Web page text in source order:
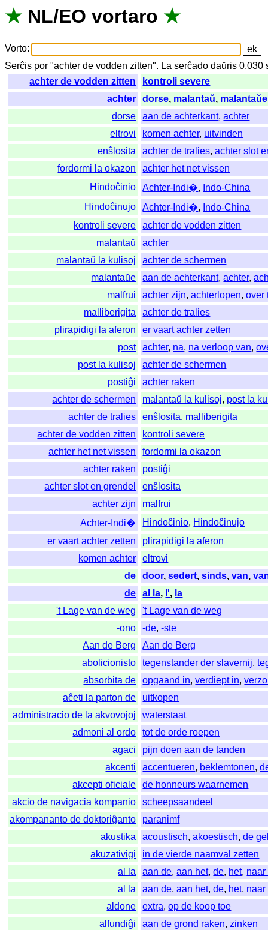
★ NL/EO vortaro ★
Vorto:
Serĉis por "achter de vodden zitten". La serĉado daŭris 0,030
achter de vodden zitten
kontroli severe
achter
dorse, malantaŭ, malantaŭe
dorse
aan de achterkant,achter
eltrovi
komen achter, uitvinden
enŝlosita
achter de tralies,achter slot
fordormi la okazon
achter het net vissen
Hindoĉinio
Achter-Indi�, Indo-China
Hindoĉinujo
Achter-Indi�, Indo-China
kontroli severe
achter de vodden zitten
malantaŭ
achter
malantaŭ la kulisoj
achter de schermen
malantaŭe
aan de achterkant,achter,
malfrui
achter zijn,achterlopen,over
malliberigita
achter de tralies
plirapidigi la aferon
er vaart achter zetten
post
achter, na, na verloop van,
post la kulisoj
achter de schermen
postiĝi
achter raken
achter de schermen
malantaŭ la kulisoj, post la
achter de tralies
enŝlosita, malliberigita
achter de vodden zitten
kontroli severe
achter het net vissen
fordormi la okazon
achter raken
postiĝi
achter slot en grendel
enŝlosita
achter zijn
malfrui
Achter-Indi�
Hindoĉinio, Hindoĉinujo
er vaart achter zetten
plirapidigi la aferon
komen achter
eltrovi
de
door,sedert,sinds,van,
de
al la, l', la
't Lage van de weg
't Lage van de weg
-ono
-de,-ste
Aan de Berg
Aan de Berg
abolicionisto
tegenstander der slavernij,
absorbita de
opgaand in,verdiept in,
aĉeti la parton de
uitkopen
administracio de la akvovojoj
waterstaat
admoni al ordo
tot de orde roepen
agaci
pijn doen aan de tanden
akcenti
accentueren, beklemtonen,
akcepti oficiale
de honneurs waarnemen
akcio de navigacia kompanio
scheepsaandeel
akompananto de doktoriĝanto
paranimf
akustika
acoustisch,akoestisch,de
akuzativigi
in de vierde naamval zetten
al la
aan de,aan het,de, het, naar
al la
aan de,aan het,de, het, naar
aldone
extra,op de koop toe
alfundiĝi
aan de grond raken,zinken